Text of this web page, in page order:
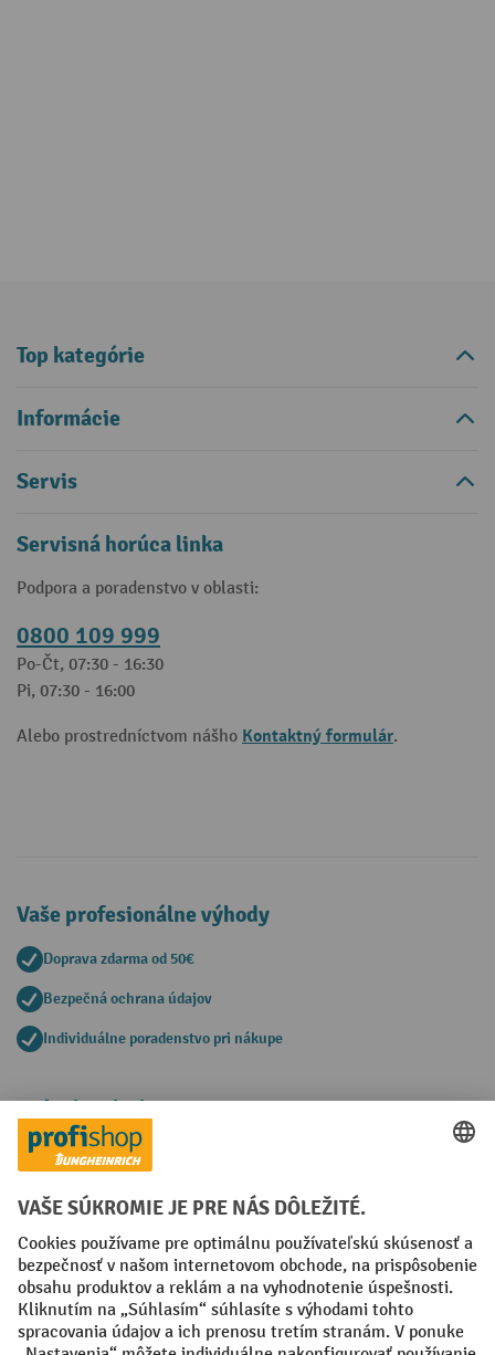
Top kategórie
Informácie
Servis
Servisná horúca linka
Podpora a poradenstvo v oblasti:
0800 109 999
Po-Čt, 07:30 - 16:30
Pi, 07:30 - 16:00
Alebo prostredníctvom nášho Kontaktný formulár.
Vaše profesionálne výhody
Doprava zdarma od 50€
Bezpečná ochrana údajov
Individuálne poradenstvo pri nákupe
Spôsoby platby
Creditcard (Master)Creditcard (Visa)
Faktúra Predplatba
Sociálne siete
Facebook
YouTube
LinkedIn